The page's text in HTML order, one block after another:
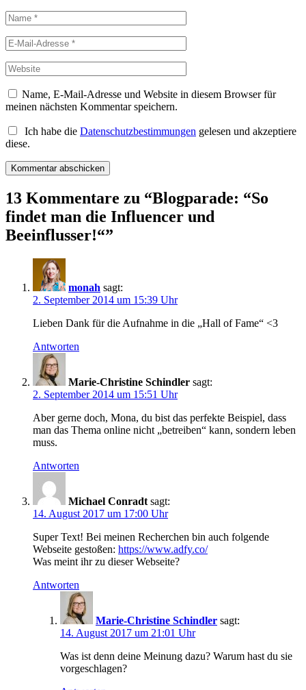
Name, E-Mail-Adresse und Website in diesem Browser für
meinen nächsten Kommentar speichern.
Ich habe die Datenschutzbestimmungen gelesen und akzeptiere
diese.
13 Kommentare zu “Blogparade: “So
findet man die Influencer und
Beeinflusser!“”
monah sagt:
2. September 2014 um 15:39 Uhr
Lieben Dank für die Aufnahme in die „Hall of Fame“ <3
Antworten
Marie-Christine Schindler sagt:
2. September 2014 um 15:51 Uhr
Aber gerne doch, Mona, du bist das perfekte Beispiel, dass
man das Thema online nicht „betreiben“ kann, sondern leben
muss.
Antworten
Michael Conradt sagt:
14. August 2017 um 17:00 Uhr
Super Text! Bei meinen Recherchen bin auch folgende
Webseite gestoßen: https://www.adfy.co/
Was meint ihr zu dieser Webseite?
Antworten
Marie-Christine Schindler sagt:
14. August 2017 um 21:01 Uhr
Was ist denn deine Meinung dazu? Warum hast du sie
vorgeschlagen?